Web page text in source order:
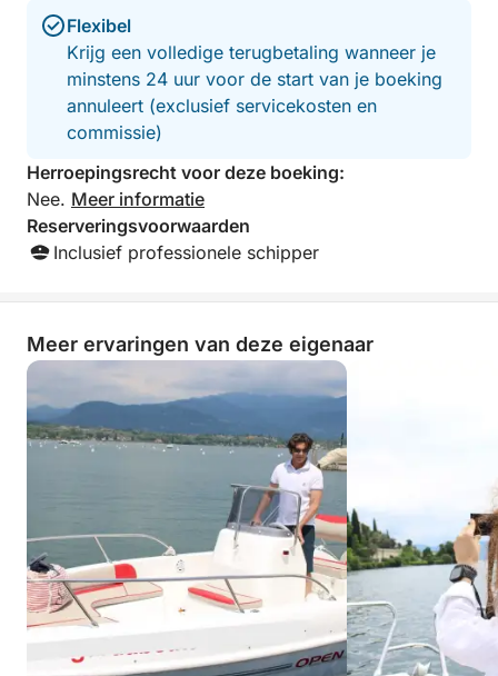
Flexibel
Krijg een volledige terugbetaling wanneer je
minstens 24 uur voor de start van je boeking
annuleert (exclusief servicekosten en
commissie)
Herroepingsrecht voor deze boeking:
Nee. Meer informatie
Reserveringsvoorwaarden
Inclusief professionele schipper
Meer ervaringen van deze eigenaar